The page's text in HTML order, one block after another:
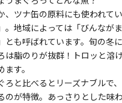
、ツナ缶の原料にも使われて
。地域によっては「びんなが
とも呼ばれています。旬の冬
は脂のりが抜群！トロッと溶
す。
ろと比べるとリーズナブルで
のが特徴。あっさりとした味